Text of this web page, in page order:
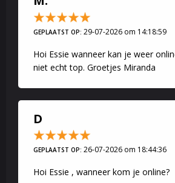
GEPLAATST OP: 29-07-2026 om 14:18:59
Hoi Essie wanneer kan je weer
niet echt top. Groetjes Miranda
D
GEPLAATST OP: 26-07-2026 om 18:44:36
Hoi Essie , wanneer kom je online?